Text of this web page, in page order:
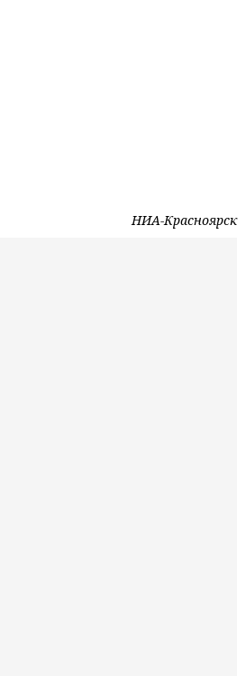
НИА-Красноярск